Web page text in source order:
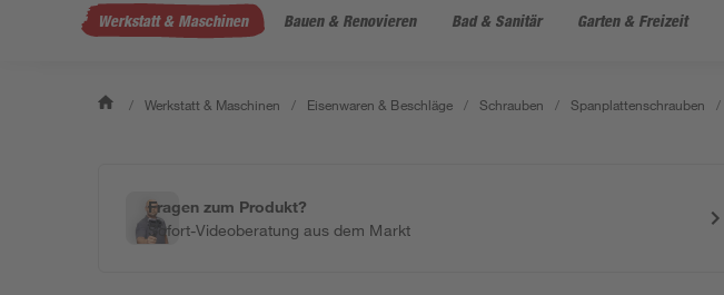
Werkstatt & Maschinen Bauen & Renovieren Bad & Sanitär Garten & Freizeit
/ Werkstatt & Maschinen / Eisenwaren & Beschläge / Schrauben / Spanplattenschrauben /
Fragen zum Produkt?
Sofort-Videoberatung aus dem Markt